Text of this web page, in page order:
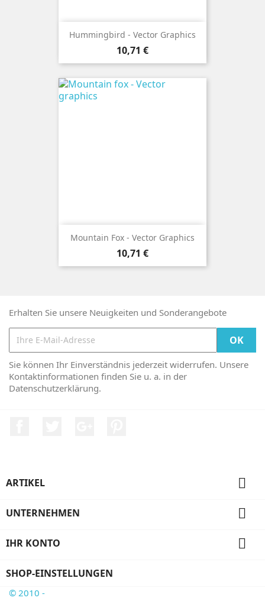
Hummingbird - Vector Graphics
Preis
10,71 €
Mountain Fox - Vector Graphics
Preis
10,71 €
Erhalten Sie unsere Neuigkeiten und Sonderangebote
Sie können Ihr Einverständnis jederzeit widerrufen. Unsere
Kontaktinformationen finden Sie u. a. in der
Datenschutzerklärung.
ARTIKEL 
UNTERNEHMEN 
IHR KONTO 
SHOP-EINSTELLUNGEN
© 2010 -